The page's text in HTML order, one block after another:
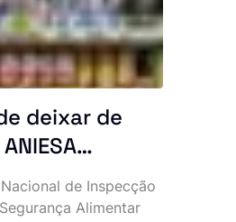
deixar de
consumo
Plus e Motu
de Inspecção
Alimentar